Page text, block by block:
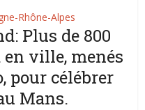
Rhône-Alpes
Plus de 800
ville, menés
pour célébrer
Mans.